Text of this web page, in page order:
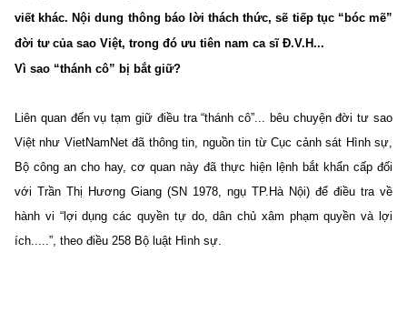
viết khác. Nội dung thông báo lời thách thức, sẽ tiếp tục “bóc mẽ”
đời tư của sao Việt, trong đó ưu tiên nam ca sĩ Đ.V.H...
Vì sao “thánh cô” bị bắt giữ?
Liên quan đến vụ tạm giữ điều tra “thánh cô”... bêu chuyện đời tư sao
Việt như VietNamNet đã thông tin, nguồn tin từ Cục cảnh sát Hình sự,
Bộ công an cho hay, cơ quan này đã thực hiện lệnh bắt khẩn cấp đối
với Trần Thị Hương Giang (SN 1978, ngụ TP.Hà Nội) để điều tra về
hành vi “lợi dụng các quyền tự do, dân chủ xâm phạm quyền và lợi
ích.....”, theo điều 258 Bộ luật Hình sự.